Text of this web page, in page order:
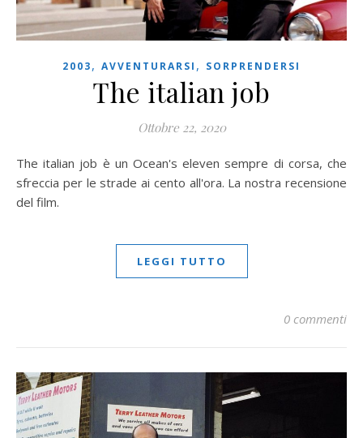
2003, AVVENTURARSI , SORPRENDERSI
The italian job
Ottobre 22, 2020
The italian job è un Ocean's eleven sempre di corsa, che
sfreccia per le strade ai cento all'ora. La nostra recensione
del film.
LEGGI TUTTO
0 commenti